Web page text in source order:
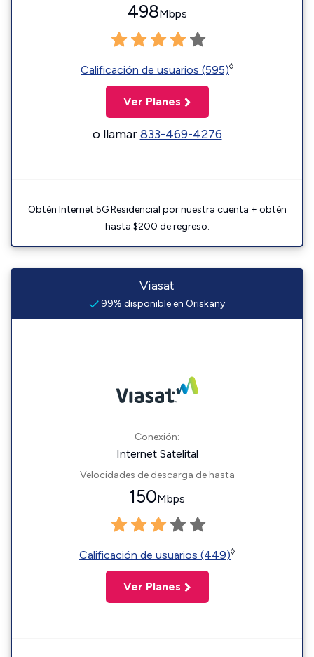
498Mbps
Calificación de usuarios (595)◊
Ver Planes
o llamar833-469-4276
Obtén Internet 5G Residencial por nuestra cuenta + obtén
hasta $200 de regreso.
Viasat
99% disponible en Oriskany
Conexión:
Internet Satelital
Velocidades de descarga de hasta
150Mbps
Calificación de usuarios (449)◊
Ver Planes